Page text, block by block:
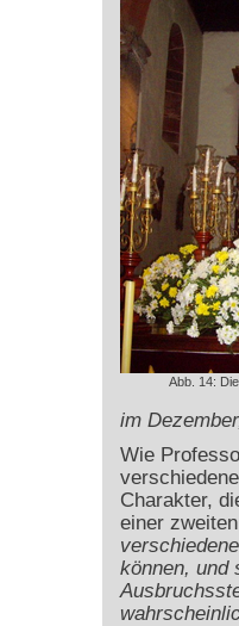
Abb. 14:
im
Wie
Charakter,
einer
können, und